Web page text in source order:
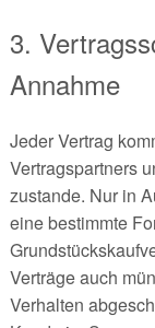
3.
Annahme
Jeder Vertrag
Vertragspartners
zustande. Nur in
eine bestimmte
Verträge auch
Verhalten